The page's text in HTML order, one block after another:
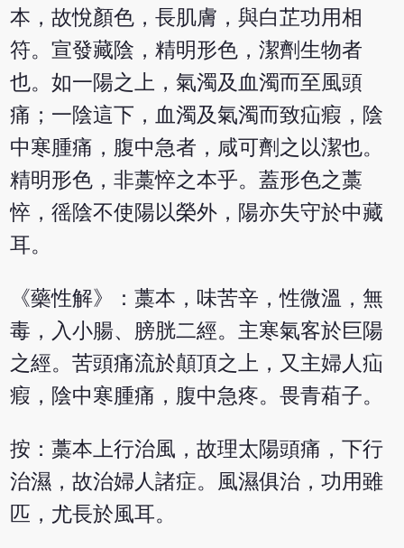
本，故悅顏色，長肌膚，與白芷功用相
符。宣發藏陰，精明形色，潔劑生物者
也。如一陽之上，氣濁及血濁而至風頭
痛；一陰這下，血濁及氣濁而致疝瘕，陰
中寒腫痛，腹中急者，咸可劑之以潔也。
精明形色，非藁悴之本乎。蓋形色之藁
悴，徭陰不使陽以榮外，陽亦失守於中藏
耳。
《藥性解》：藁本，味苦辛，性微溫，無
毒，入小腸、膀胱二經。主寒氣客於巨陽
之經。苦頭痛流於顛頂之上，又主婦人疝
瘕，陰中寒腫痛，腹中急疼。畏青葙子。
按：藁本上行治風，故理太陽頭痛，下行
治濕，故治婦人諸症。風濕俱治，功用雖
匹，尤長於風耳。